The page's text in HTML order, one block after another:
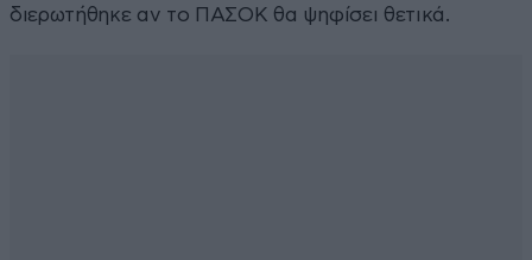
διερωτήθηκε αν το ΠΑΣΟΚ θα ψηφίσει θετικά.